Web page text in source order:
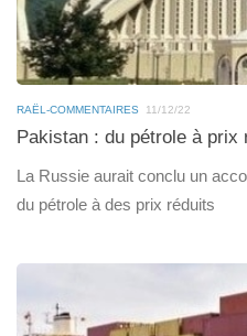
RAËL-COMMENTAIRES 11/12/22
Pakistan : du pétrole à prix
La Russie aurait conclu un
du pétrole à des prix réduits